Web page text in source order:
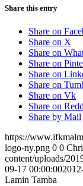
Share this entry
Share on
Share on X
Share on
Share on
Share on
Share on
Share on Vk
Share on
Share by Mail
https://
logo-ny.png 0 0
content/uploads/
09-17 00:00:00
Lamin Tamba